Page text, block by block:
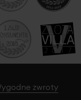
zwroty